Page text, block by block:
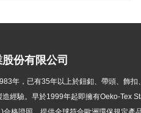
份有限公司
年， 已有35年以上於鈕釦、帶頭、飾
造經驗。早於1999年起即擁有Oeko-Tex